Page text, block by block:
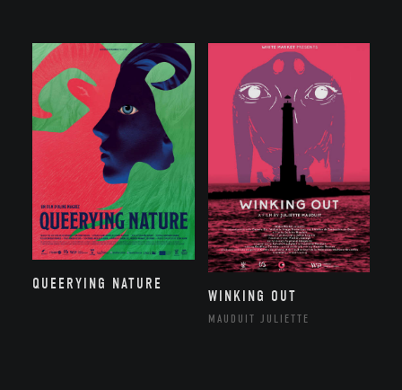
QUEERYING NATURE
WINKING OUT
MAUDUIT JULIETTE